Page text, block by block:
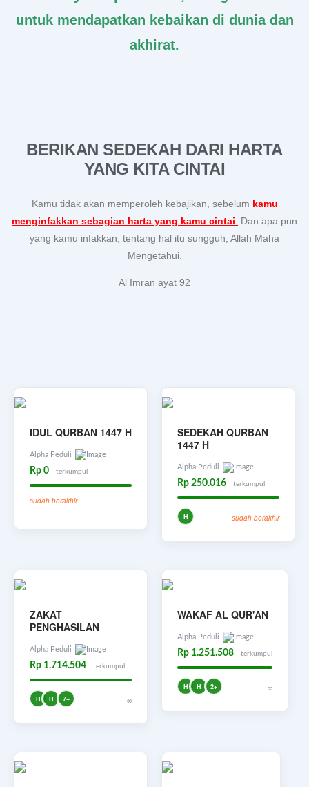
untuk mendapatkan kebaikan di dunia dan
akhirat.
BERIKAN SEDEKAH DARI HARTA
YANG KITA CINTAI
Kamu tidak akan memperoleh kebajikan, sebelum kamu
menginfakkan sebagian harta yang kamu cintai
Dan apa pun
yang kamu infakkan, tentang hal itu sungguh, Allah Maha
Mengetahui.
Al Imran ayat 92
IDUL QURBAN 1447 H
Alpha Peduli
Rp 0 terkumpul
sudah berakhir
SEDEKAH QURBAN
1447 H
Alpha Peduli
Rp 250.016 terkumpul
H sudah berakhir
ZAKAT
PENGHASILAN
Alpha Peduli
Rp 1.714.504 terkumpul
H H 7+ ∞
WAKAF AL QUR'AN
Alpha Peduli
Rp 1.251.508 terkumpul
H H 2+ ∞